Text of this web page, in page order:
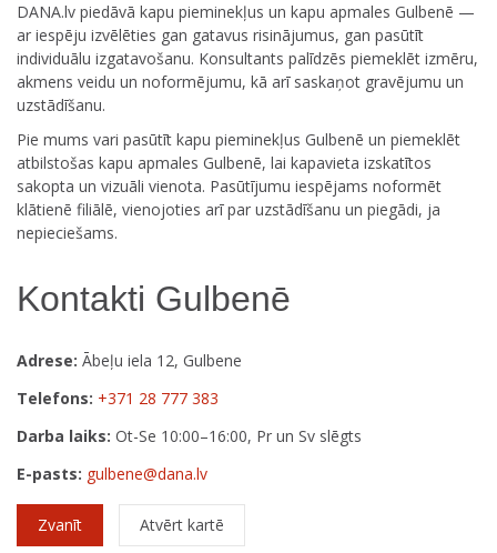
DANA.lv piedāvā kapu pieminekļus un kapu apmales Gulbenē —
ar iespēju izvēlēties gan gatavus risinājumus, gan pasūtīt
individuālu izgatavošanu. Konsultants palīdzēs piemeklēt izmēru,
akmens veidu un noformējumu, kā arī saskaņot gravējumu un
uzstādīšanu.
Pie mums vari pasūtīt kapu pieminekļus Gulbenē un piemeklēt
atbilstošas kapu apmales Gulbenē, lai kapavieta izskatītos
sakopta un vizuāli vienota. Pasūtījumu iespējams noformēt
klātienē filiālē, vienojoties arī par uzstādīšanu un piegādi, ja
nepieciešams.
Kontakti Gulbenē
Adrese: Ābeļu iela 12, Gulbene
Telefons: +371 28 777 383
Darba laiks: Ot-Se 10:00–16:00, Pr un Sv slēgts
E-pasts: gulbene@dana.lv
Zvanīt Atvērt kartē